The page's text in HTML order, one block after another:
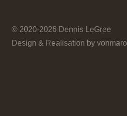
© 2020-2026 Dennis LeGree
Design & Realisation by vonmaro